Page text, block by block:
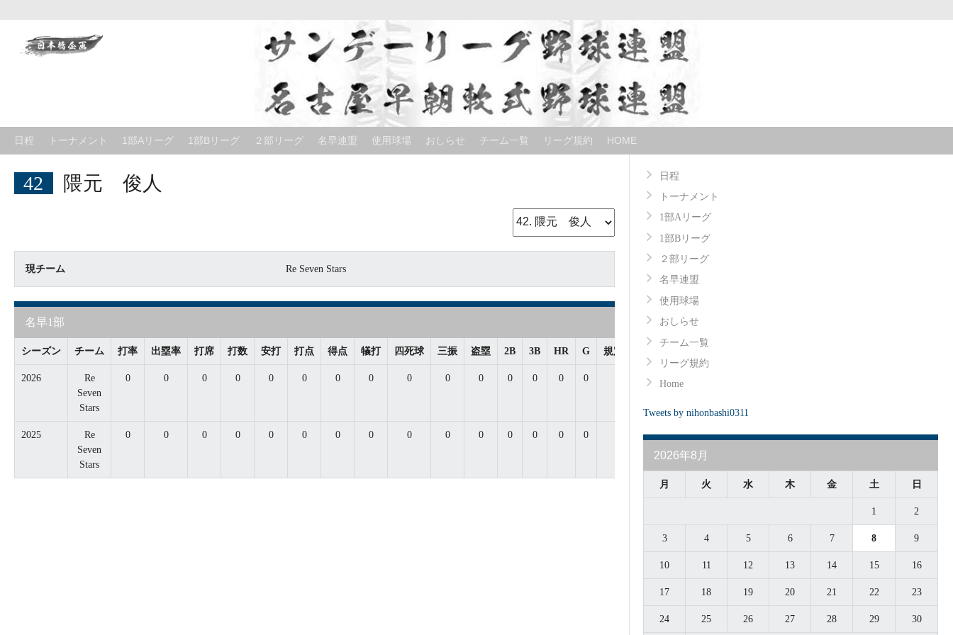
content
日程 トーナメント 1部Aリーグ 1部Bリーグ ２部リーグ 名早連盟 使用球場 おしらせ チーム一覧 リーグ規約 HOME
42 隈元 俊人
現チーム Re Seven Stars
名早1部
シーズン チーム 打率 出塁率 打席 打数 安打 打点 得点 犠打 四死球 三振 盗塁 2B 3B HR G 規定打席 勝投 投回
2026
Re
Seven
Stars
0 0 0 0 0 0 0 0 0 0 0 0 0 0 0 0
2025
Re
Seven
Stars
0 0 0 0 0 0 0 0 0 0 0 0 0 0 0 0 0 0 0 0 0 0 0
日程
トーナメント
1部Aリーグ
1部Bリーグ
２部リーグ
名早連盟
使用球場
おしらせ
チーム一覧
リーグ規約
Home
Tweets by nihonbashi0311
2026年8月
月 火 水 木 金 土 日
1 2
3 4 5 6 7 8 9
10 11 12 13 14 15 16
17 18 19 20 21 22 23
24 25 26 27 28 29 30